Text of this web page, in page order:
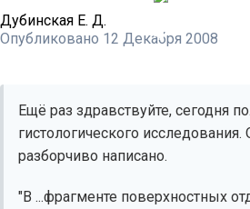
Дубинская Е. Д.
Опубликовано 12 Декабря 2008
Ещё раз здравствуйте, сегодня
гистологического исследования.
разборчиво написано.
"В ...фрагменте поверхностных